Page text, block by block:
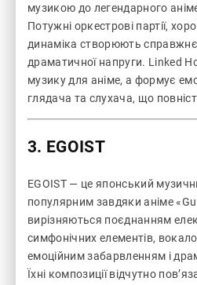
музикою до легендарного
Потужні оркестрові партії,
динаміка створюють справжнє
драматичної напруги. Linked
музику для аніме, а формує
глядача та слухача, що
3. EGOIST
EGOIST — це японський
популярним завдяки аніме
вирізняються поєднанням
симфонічних елементів,
емоційним забарвленням і
Їхні композиції відчутно